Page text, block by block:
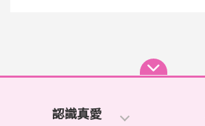
認識真愛